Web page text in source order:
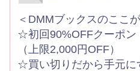
＜DMMブックスのここ
☆初回90%OFFクーポン
（上限2,000円OFF）
☆買い切りだから手元に